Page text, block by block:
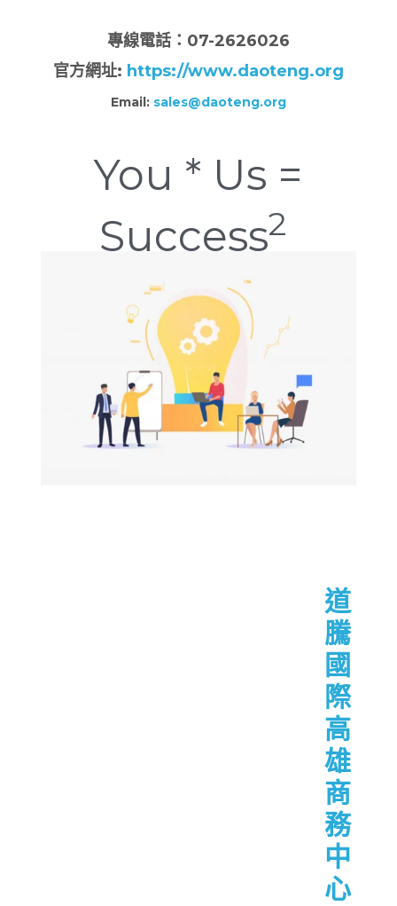
專線電話：07-2626026
官方網址: https://www.daoteng.org
Email: sales@daoteng.org
You * Us =
Success2
道
騰
國
際
高
雄
商
務
中
心